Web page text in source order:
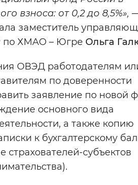
взноса: от 0,2 до 8,5%»,
заместитель
по ХМАО – Югре Ольга
ОВЭД работодателям
по доверенности
заявление по новой
основного вида
а также копию
к бухгалтерскому
страхователей-субъектов